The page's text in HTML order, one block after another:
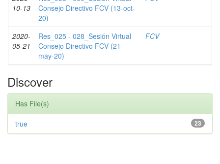
10-13
Consejo Directivo FCV (13-oct-
20)
2020-
05-21
Res_025 - 028_Sesión Virtual
Consejo Directivo FCV (21-
may-20)
FCV
Discover
Has File(s)
23
true